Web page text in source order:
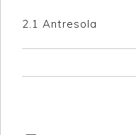
2.1 Antresola